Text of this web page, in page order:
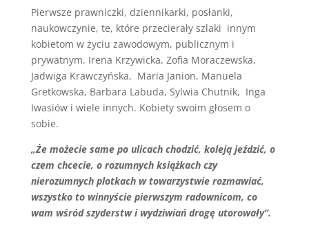
Pierwsze prawniczki, dziennikarki, posłanki,
naukowczynie, te, które przecierały szlaki innym
kobietom w życiu zawodowym, publicznym i
prywatnym. Irena Krzywicka, Zofia Moraczewska,
Jadwiga Krawczyńska, Maria Janion, Manuela
Gretkowska, Barbara Labuda, Sylwia Chutnik, Inga
Iwasiów i wiele innych. Kobiety swoim głosem o
sobie.
„Że możecie same po ulicach chodzić, koleją jeździć, o
czem chcecie, o rozumnych książkach czy
nierozumnych plotkach w towarzystwie rozmawiać,
wszystko to winnyście pierwszym radownicom, co
wam wśród szyderstw i wydziwiań drogę utorowały”.